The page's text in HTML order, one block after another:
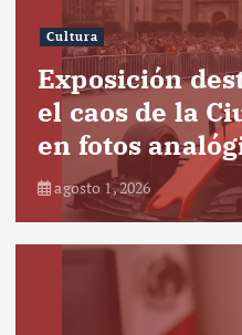
Cultura
Exposición
el caos de la
en fotos
agosto 1, 2026